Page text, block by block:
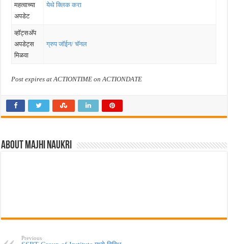
महत्वाच्या
अपडेट
येथे क्लिक करा
व्हॉट्सअ‍ॅप
अपडेट्स
मिळवा
ग्रुप जॉईन/ चॅनल
Post expires at ACTIONTIME on ACTIONDATE
About Majhi Naukri
Previous